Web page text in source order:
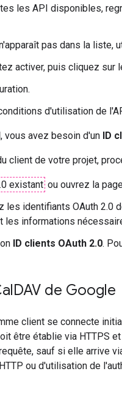
les API disponibles,
pas dans la
activer, puis cliquez sur
d'utilisation de
, vous avez besoin d'un ID
client de votre projet,
existant ou ouvrez la
les identifiants OAuth 2.0
les informations
ID clients OAuth 2.0.
DAV de Google
client se connecte
être établie via HTTPS
sauf si elle arrive
ou d'utilisation de